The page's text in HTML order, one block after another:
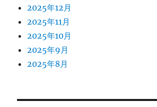
2025年12月
2025年11月
2025年10月
2025年9月
2025年8月